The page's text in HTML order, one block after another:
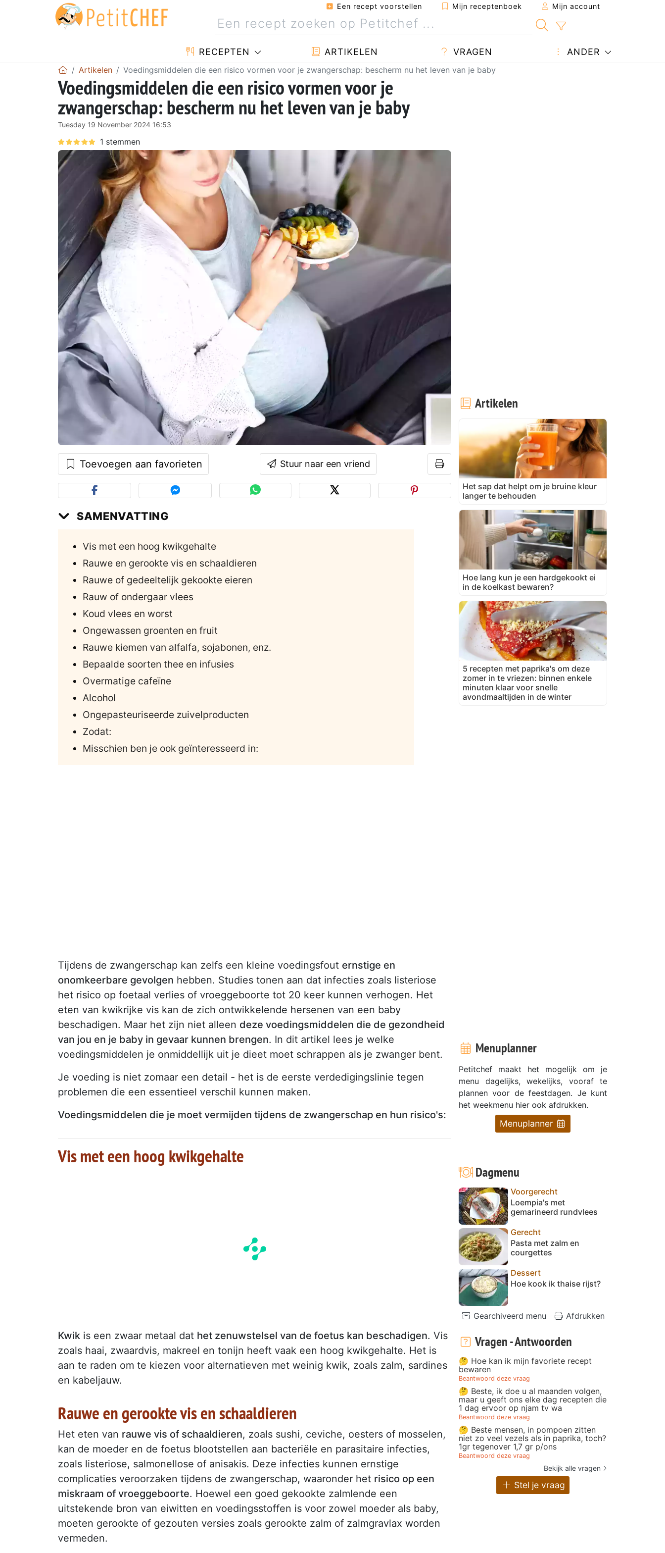
Een recept voorstellen Mijn receptenboek Mijn account
RECEPTEN ARTIKELEN VRAGEN ANDER
Artikelen Voedingsmiddelen die een risico vormen voor je zwangerschap: bescherm nu het leven van je baby
Voedingsmiddelen die een risico vormen voor je
zwangerschap: bescherm nu het leven van je baby
Tuesday 19 November 2024 16:53
Toevoegen aan favorieten Stuur naar een vriend
SAMENVATTING
Vis met een hoog kwikgehalte
Rauwe en gerookte vis en schaaldieren
Rauwe of gedeeltelijk gekookte eieren
Rauw of ondergaar vlees
Koud vlees en worst
Ongewassen groenten en fruit
Rauwe kiemen van alfalfa, sojabonen, enz.
Bepaalde soorten thee en infusies
Overmatige cafeïne
Alcohol
Ongepasteuriseerde zuivelproducten
Zodat:
Misschien ben je ook geïnteresseerd in:
Tijdens de zwangerschap kan zelfs een kleine voedingsfout ernstige en
onomkeerbare gevolgen hebben. Studies tonen aan dat infecties zoals listeriose
het risico op foetaal verlies of vroeggeboorte tot 20 keer kunnen verhogen. Het
eten van kwikrijke vis kan de zich ontwikkelende hersenen van een baby
beschadigen. Maar het zijn niet alleen deze voedingsmiddelen die de gezondheid
van jou en je baby in gevaar kunnen brengen. In dit artikel lees je welke
voedingsmiddelen je onmiddellijk uit je dieet moet schrappen als je zwanger bent.
Je voeding is niet zomaar een detail - het is de eerste verdedigingslinie tegen
problemen die een essentieel verschil kunnen maken.
Voedingsmiddelen die je moet vermijden tijdens de zwangerschap en hun risico's:
Vis met een hoog kwikgehalte
Kwik is een zwaar metaal dat het zenuwstelsel van de foetus kan beschadigen. Vis
zoals haai, zwaardvis, makreel en tonijn heeft vaak een hoog kwikgehalte. Het is
aan te raden om te kiezen voor alternatieven met weinig kwik, zoals zalm, sardines
en kabeljauw.
Rauwe en gerookte vis en schaaldieren
Het eten van rauwe vis of schaaldieren, zoals sushi, ceviche, oesters of mosselen,
kan de moeder en de foetus blootstellen aan bacteriële en parasitaire infecties,
zoals listeriose, salmonellose of anisakis. Deze infecties kunnen ernstige
complicaties veroorzaken tijdens de zwangerschap, waaronder het risico op een
miskraam of vroeggeboorte. Hoewel een goed gekookte zalmlende een
uitstekende bron van eiwitten en voedingsstoffen is voor zowel moeder als baby,
moeten gerookte of gezouten versies zoals gerookte zalm of zalmgravlax worden
vermeden.
Artikelen
Het sap dat helpt om je bruine kleur
langer te behouden
Hoe lang kun je een hardgekookt ei
in de koelkast bewaren?
5 recepten met paprika's om deze
zomer in te vriezen: binnen enkele
minuten klaar voor snelle
avondmaaltijden in de winter
Menuplanner
Petitchef maakt het mogelijk om je
menu dagelijks, wekelijks, vooraf te
plannen voor de feestdagen. Je kunt
het weekmenu hier ook afdrukken.
Menuplanner
Dagmenu
Voorgerecht
Loempia's met
gemarineerd rundvlees
Gerecht
Pasta met zalm en
courgettes
Dessert
Hoe kook ik thaise rijst?
Gearchiveerd menu Afdrukken
Vragen - Antwoorden
🤔 Hoe kan ik mijn favoriete recept
bewaren
Beantwoord deze vraag
🤔 Beste, ik doe u al maanden volgen,
maar u geeft ons elke dag recepten die
1 dag ervoor op njam tv wa
Beantwoord deze vraag
🤔 Beste mensen, in pompoen zitten
niet zo veel vezels als in paprika, toch?
1gr tegenover 1,7 gr p/ons
Beantwoord deze vraag
Bekijk alle vragen
Stel je vraag